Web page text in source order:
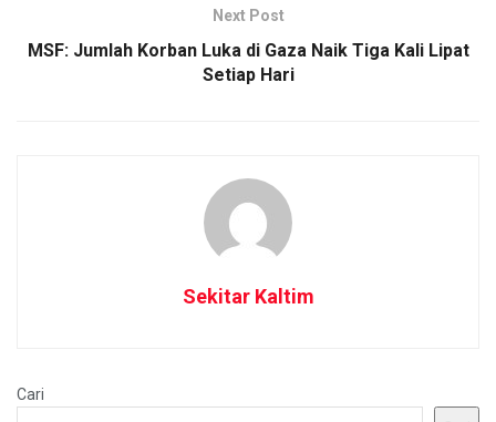
Next Post
MSF: Jumlah Korban Luka di Gaza Naik Tiga Kali Lipat
Setiap Hari
Sekitar Kaltim
Cari